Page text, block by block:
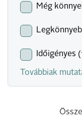
Még
Időigényes
Továbbiak